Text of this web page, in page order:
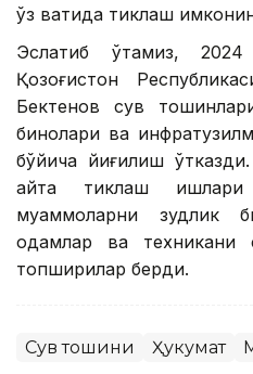
ўз вақтида тиклаш
Эслатиб ўтамиз,
Қозоғистон
Бектенов сув
бинолари ва
бўйича йиғилиш
қайта тиклаш
муаммоларни зудлик
одамлар ва техникани
топшириқлар берди.
Сув тошқини Ҳукумат